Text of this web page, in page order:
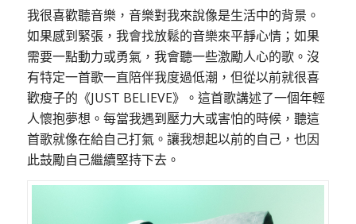
我很喜歡聽音樂，音樂對我來說像是生活中的背景。
如果感到緊張，我會找放鬆的音樂來平靜心情；如果
需要一點動力或勇氣，我會聽一些激勵人心的歌。沒
有特定一首歌一直陪伴我度過低潮，但從以前就很喜
歡瘦子的《JUST BELIEVE》。這首歌講述了一個年輕
人懷抱夢想。每當我遇到壓力大或害怕的時候，聽這
首歌就像在給自己打氣。讓我想起以前的自己，也因
此鼓勵自己繼續堅持下去。